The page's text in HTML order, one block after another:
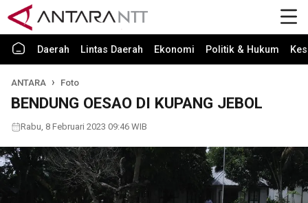
Daerah Lintas Daerah Ekonomi Politik & Hukum
ANTARA Foto
BENDUNG OESAO DI KUPANG JEBOL
Rabu, 8 Februari 2023 09:46 WIB